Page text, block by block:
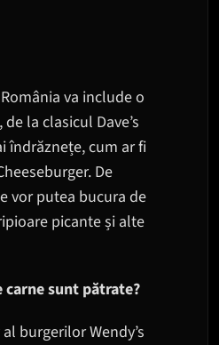
va include o
la clasicul Dave’s
îndrăznețe, cum ar fi
De
vor putea bucura de
picante și alte
carne sunt pătrate?
burgerilor Wendy’s